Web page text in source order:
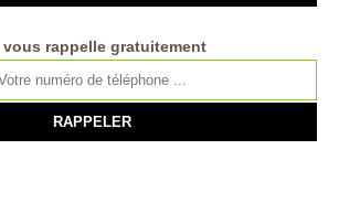
vous rappelle gratuitement